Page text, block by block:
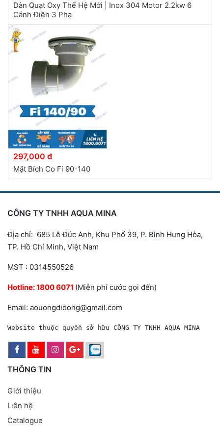
Dàn Quạt Oxy Thế Hệ Mới | Inox 304 Motor 2.2kw 6
Cánh Điện 3 Pha
297,000 đ
Mặt Bích Co Fi 90-140
CÔNG TY TNHH AQUA MINA
Địa chỉ: 685 Lê Đức Anh, Khu Phố 39, P. Bình Hưng Hòa,
TP. Hồ Chí Minh, Việt Nam
MST : 0314550526
Hotline:1800 6071 (Miễn phí cước gọi đến)
Email: aouongdidong@gmail.com
Website thuộc quyền sở hữu CÔNG TY TNHH AQUA MINA
THÔNG TIN
Giới thiệu
Liên hệ
Catalogue